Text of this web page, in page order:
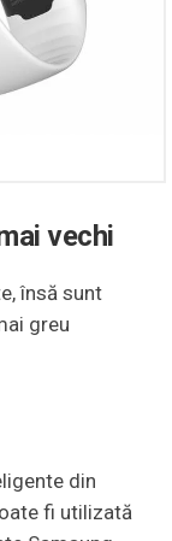
vechi
însă sunt
greu
din
fi utilizată